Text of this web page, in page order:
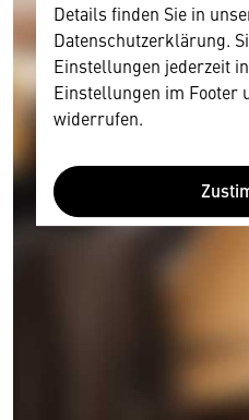
Details finden Sie in
Datenschutzerklärung.
Einstellungen jederzeit
Einstellungen im Footer
widerrufen.